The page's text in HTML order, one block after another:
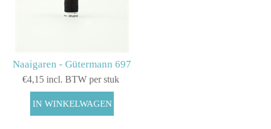
Naaigaren - Gütermann 697
€4,15 incl. BTW per stuk